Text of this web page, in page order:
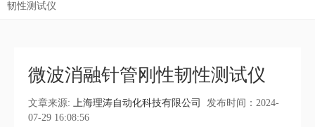
韧性测试仪
微波消融针管刚性韧性测试仪
文章来源: 上海理涛自动化科技有限公司
发布时间：2024-
07-29 16:08:56